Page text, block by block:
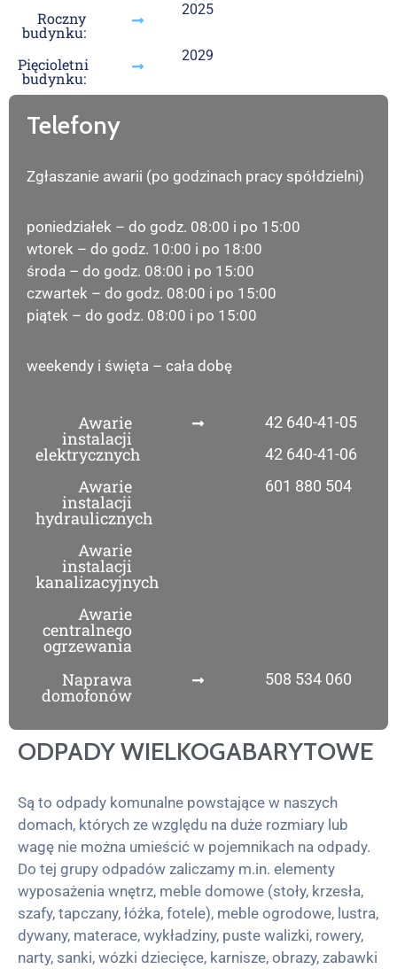
Roczny
budynku:
2025
Pięcioletni
budynku:
2029
Telefony
Zgłaszanie awarii (po godzinach pracy spółdzielni)
poniedziałek – do godz. 08:00 i po 15:00
wtorek – do godz. 10:00 i po 18:00
środa – do godz. 08:00 i po 15:00
czwartek – do godz. 08:00 i po 15:00
piątek – do godz. 08:00 i po 15:00
weekendy i święta – cała dobę
Awarie
instalacji
elektrycznych
Awarie
instalacji
hydraulicznych
Awarie
instalacji
kanalizacyjnych
Awarie
centralnego
ogrzewania
42 640-41-05
42 640-41-06
601 880 504
Naprawa
domofonów
508 534 060
ODPADY WIELKOGABARYTOWE
Są to odpady komunalne powstające w naszych
domach, których ze względu na duże rozmiary lub
wagę nie można umieścić w pojemnikach na odpady.
Do tej grupy odpadów zaliczamy m.in. elementy
wyposażenia wnętrz, meble domowe (stoły, krzesła,
szafy, tapczany, łóżka, fotele), meble ogrodowe, lustra,
dywany, materace, wykładziny, puste walizki, rowery,
narty, sanki, wózki dziecięce, karnisze, obrazy, zabawki